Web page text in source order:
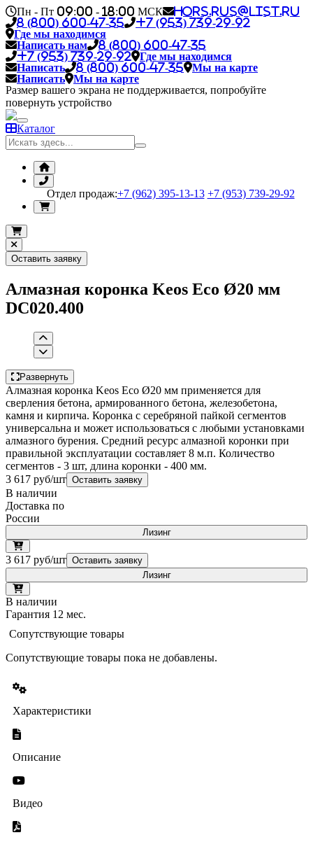
Пн - Пт 09:00 - 18:00 МСК
hors.rus@list.ru
8 (800) 600-47-35
+7 (953) 739-29-92
Где мы находимся
Написать нам
8 (800) 600-47-35
+7 (953) 739-29-92
Где мы находимся
Написать
8 (800) 600-47-35
Мы на карте
Написать
Мы на карте
Размер вашего экрана не поддерживается, попробуйте
повернуть устройство
Каталог
Отдел продаж:+7 (962) 395-13-13 +7 (953) 739-29-92
Оставить заявку
Алмазная коронка Keos Eco Ø20 мм
DC020.400
Развернуть
Алмазная коронка Keos Eco Ø20 мм применяется для
сверления бетона, армированного бетона, железобетона,
камня и кирпича. Коронка с серебряной пайкой сегментов
универсальна и может использоваться с любыми установками
алмазного бурения. Средний ресурс алмазной коронки при
правильной эксплуатации составляет 8 м.п. Количество
сегментов - 3 шт, длина коронки - 400 мм.
3 617 руб/шт Оставить заявку
В наличии
Доставка по
России
Лизинг
3 617 руб/шт Оставить заявку
Лизинг
В наличии
Гарантия 12 мес.
Сопутствующие товары
Сопутствующие товары пока не добавлены.
Характеристики
Описание
Видео